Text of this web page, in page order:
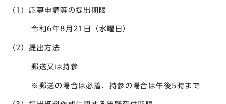
（1）応募申請等の提出期限
令和6年8月21日（水曜日）
（2）提出方法
郵送又は持参
※郵送の場合は必着、持参の場合は午後5時まで